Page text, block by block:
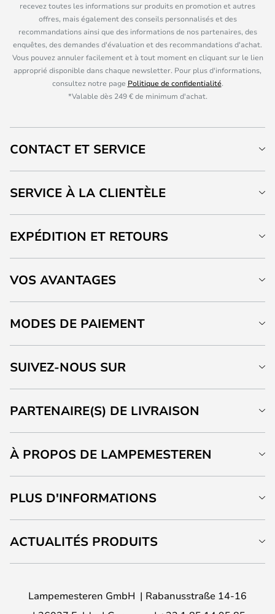
recevez toutes les informations sur produits en promotion et autres
offres, mais également des conseils personnalisés et des
recommandations ainsi que des informations de nos partenaires, des
enquêtes, des demandes d'évaluation et des recommandations d'achat.
Vous pouvez annuler facilement et à tout moment en cliquant sur le lien
approprié disponible dans chaque newsletter. Pour plus d'informations,
consultez notre page Politique de confidentialité.
*Valable dès 249 € de minimum d'achat.
CONTACT ET SERVICE
SERVICE À LA CLIENTÈLE
EXPÉDITION ET RETOURS
VOS AVANTAGES
MODES DE PAIEMENT
SUIVEZ-NOUS SUR
PARTENAIRE(S) DE LIVRAISON
À PROPOS DE LAMPEMESTEREN
PLUS D'INFORMATIONS
ACTUALITÉS PRODUITS
Lampemesteren GmbH
Rabanusstraße 14-16